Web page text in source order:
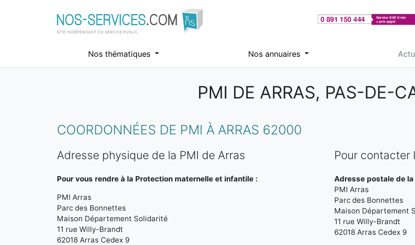
Nos thématiques Nos annuaires
PMI DE ARRAS, PAS-DE-
COORDONNÉES DE PMI À ARRAS 62000
Adresse physique de la PMI de Arras
Pour vous rendre à la Protection maternelle et infantile :
PMI Arras
Parc des Bonnettes
Maison Département Solidarité
11 rue Willy-Brandt
62018 Arras Cedex 9
Pour contacter
Adresse postale de la
PMI Arras
Parc des Bonnettes
Maison Département
11 rue Willy-Brandt
62018 Arras Cedex 9